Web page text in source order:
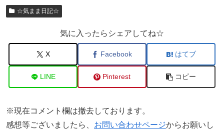
☆気まま日記☆
気に入ったらシェアしてね☆
X Facebook はてブ
LINE Pinterest コピー
※現在コメント欄は撤去しております。
感想等ございましたら、 お問い合わせページからお願いし